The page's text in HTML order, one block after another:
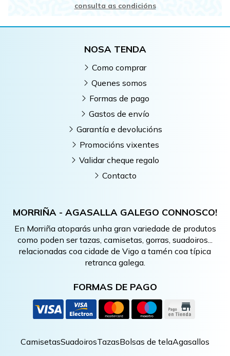
consulta as condicións
MORRIÑA - AGASALLA GALEGO CONNOSCO!
En Morriña atoparás unha gran variedade de produtos
como poden ser tazas, camisetas, gorras, suadoiros...
relacionadas coa cidade de Vigo a tamén coa típica
retranca galega.
FORMAS DE PAGO
NOSA TENDA
Como comprar
Quenes somos
Formas de pago
Gastos de envío
Garantía e devolucións
Promocións vixentes
Validar cheque regalo
Contacto
CamisetasSuadoirosTazasBolsas de telaAgasallos